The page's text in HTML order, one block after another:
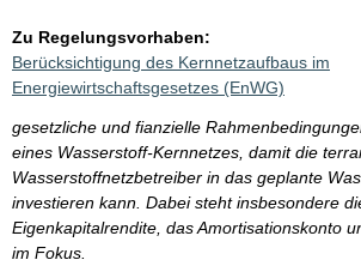
Zu Regelungsvorhaben:
Berücksichtigung des Kernnetzaufbaus im
Energiewirtschaftsgesetzes (EnWG)
gesetzliche und fianzielle
eines Wasserstoff-Kernnetzes, damit die
Wasserstoffnetzbetreiber in das geplante
investieren kann. Dabei steht insbesondere
Eigenkapitalrendite, das Amortisationskonto
im Fokus.